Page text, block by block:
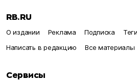
RB.RU
О издании Реклама Подписка
Теги
Написать в редакцию
Все материалы
Сервисы